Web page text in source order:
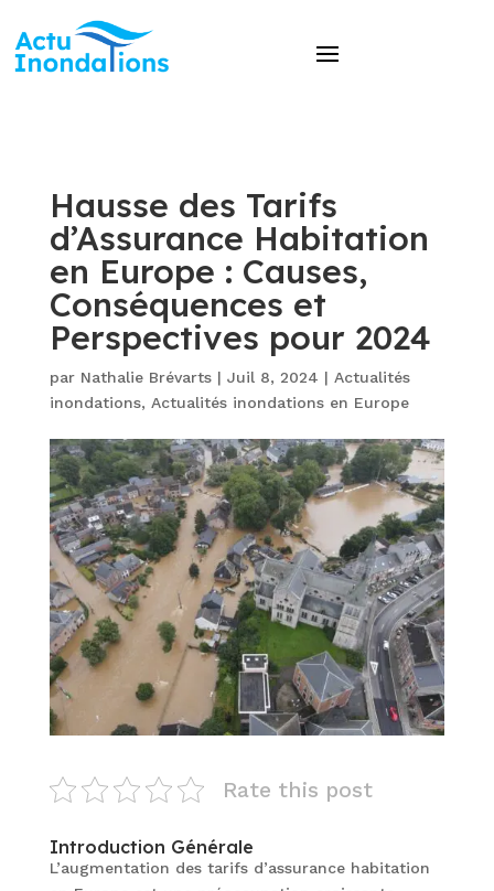
Hausse des Tarifs
d’Assurance Habitation
en Europe : Causes,
Conséquences et
Perspectives pour 2024
par Nathalie Brévarts| Juil 8, 2024 | Actualités
inondations, Actualités inondations en Europe
Rate this post
Introduction Générale
L’augmentation des tarifs d’assurance habitation